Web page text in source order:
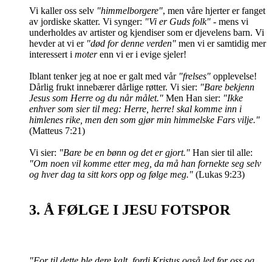
Vi kaller oss selv "himmelborgere", men våre hjerter er fanget
av jordiske skatter. Vi synger: "Vi er Guds folk" - mens vi
underholdes av artister og kjendiser som er djevelens barn. Vi
hevder at vi er "død for denne verden" men vi er samtidig mer
interessert i moterenn vi er i evige sjeler!
Iblant tenker jeg at noe er galt med vår "frelses" opplevelse!
Dårlig frukt innebærer dårlige røtter. Vi sier: "Bare bekjenn
Jesus som Herre og du når målet." Men Han sier: "Ikke
enhver som sier til meg: Herre, herre! skal komme inn i
himlenes rike, men den som gjør min himmelske Fars vilje."
(Matteus 7:21)
Vi sier: "Bare be en bønn og det er gjort." Han sier til alle:
"Om noen vil komme etter meg, da må han fornekte seg selv
og hver dag ta sitt kors opp og følge meg." (Lukas 9:23)
3. Å FØLGE I JESU FOTSPOR